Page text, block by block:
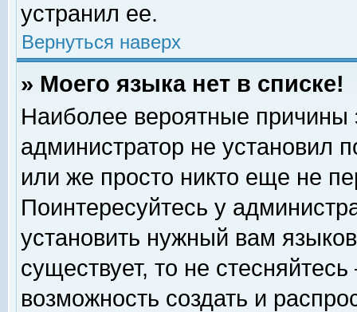
устранил ее.
Вернуться наверх
» Моего языка нет в списке!
Наиболее вероятные причины
администратор не установил
или же просто никто еще не
Поинтересуйтесь у
установить нужный вам
существует, то не
возможность создать и